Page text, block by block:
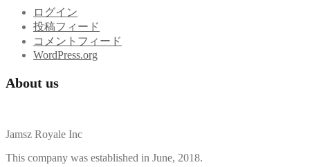
ログイン
投稿フィード
コメントフィード
WordPress.org
About us
Jamsz Royale Inc
This company was established in June, 2018.